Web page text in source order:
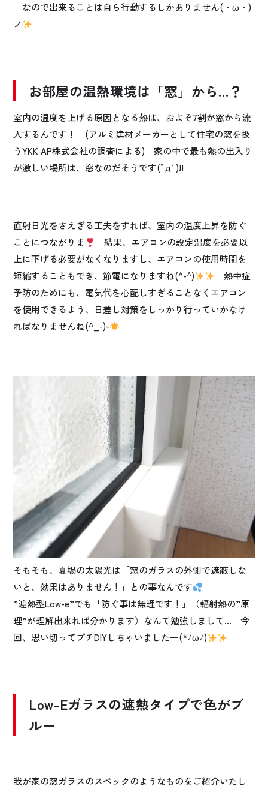
なので出来ることは自ら行動するしかありません(・ω・)
ノ
お部屋の温熱環境は「窓」から…？
室内の温度を上げる原因となる熱は、およそ7割が窓から流
入するんです！ (アルミ建材メーカーとして住宅の窓を扱
うYKK AP株式会社の調査による) 家の中で最も熱の出入り
が激しい場所は、窓なのだそうです(ﾟдﾟ)!!
直射日光をさえぎる工夫をすれば、室内の温度上昇を防ぐ
ことにつながりま
結果、エアコンの設定温度を必要以
上に下げる必要がなくなりますし、エアコンの使用時間を
短縮することもでき、節電になりますね(^-^)
熱中症
予防のためにも、電気代を心配しすぎることなくエアコン
を使用できるよう、日差し対策をしっかり行っていかなけ
ればなりませんね(^_-)-
そもそも、夏場の太陽光は「窓のガラスの外側で遮蔽しな
いと、効果はありません！」との事なんです
”遮熱型Low-e”でも「防ぐ事は無理です！」（輻射熱の”原
理”が理解出来れば分かります）なんて勉強しまして… 今
回、思い切ってプチDIYしちゃいましたー(*ﾉωﾉ)
Low-Eガラスの遮熱タイプで色がブ
ルー
我が家の窓ガラスのスペックのようなものをご紹介いたし